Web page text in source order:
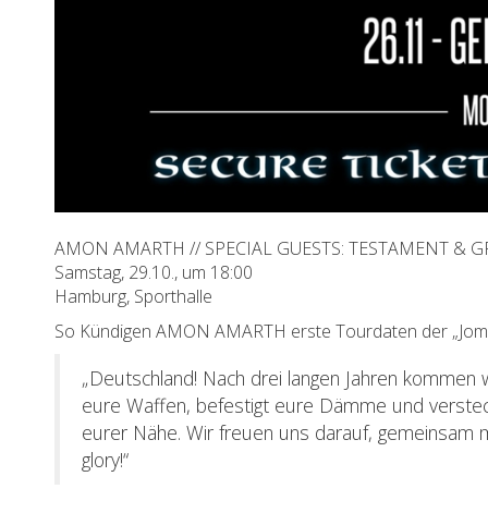
AMON AMARTH // SPECIAL GUESTS: TESTAMENT &
Samstag, 29.10., um 18:00
Hamburg, Sporthalle
So Kündigen AMON AMARTH erste Tourdaten der
„Deutschland! Nach drei langen Jahren
eure Waffen, befestigt eure Dämme und
eurer Nähe. Wir freuen uns darauf,
glory!“